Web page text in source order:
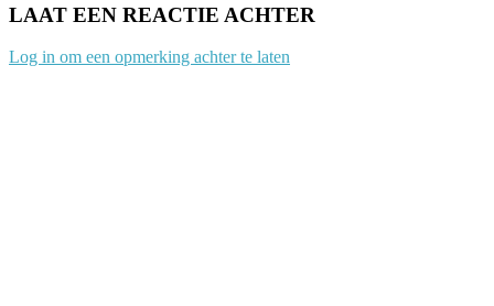
LAAT EEN REACTIE ACHTER
Log in om een opmerking achter te laten